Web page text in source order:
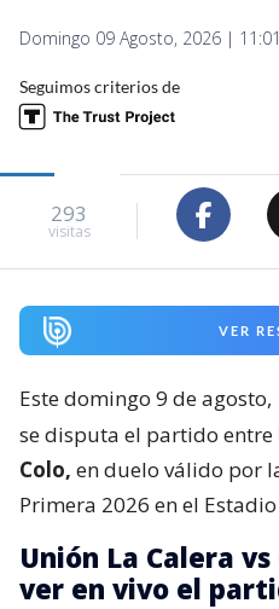
Domingo 09 Agosto, 2026 | 11:01
Seguimos criterios de
293
visitas
VER
Este domingo 9 de agosto,
se disputa el partido entre
Colo, en duelo válido por
Primera 2026 en el
Unión La Calera
ver en vivo el